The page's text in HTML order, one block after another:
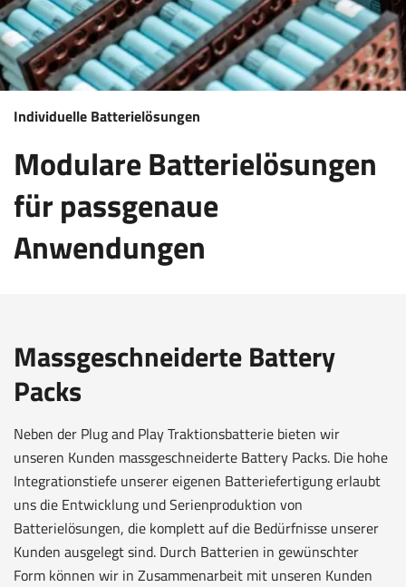
Individuelle Batterielösungen
Modulare Batterielösungen
für passgenaue
Anwendungen
Massgeschneiderte Battery
Packs
Neben der Plug and Play Traktionsbatterie bieten wir
unseren Kunden massgeschneiderte Battery Packs. Die hohe
Integrationstiefe unserer eigenen Batteriefertigung erlaubt
uns die Entwicklung und Serienproduktion von
Batterielösungen, die komplett auf die Bedürfnisse unserer
Kunden ausgelegt sind. Durch Batterien in gewünschter
Form können wir in Zusammenarbeit mit unseren Kunden